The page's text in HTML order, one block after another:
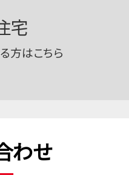
宅
方はこちら
わせ